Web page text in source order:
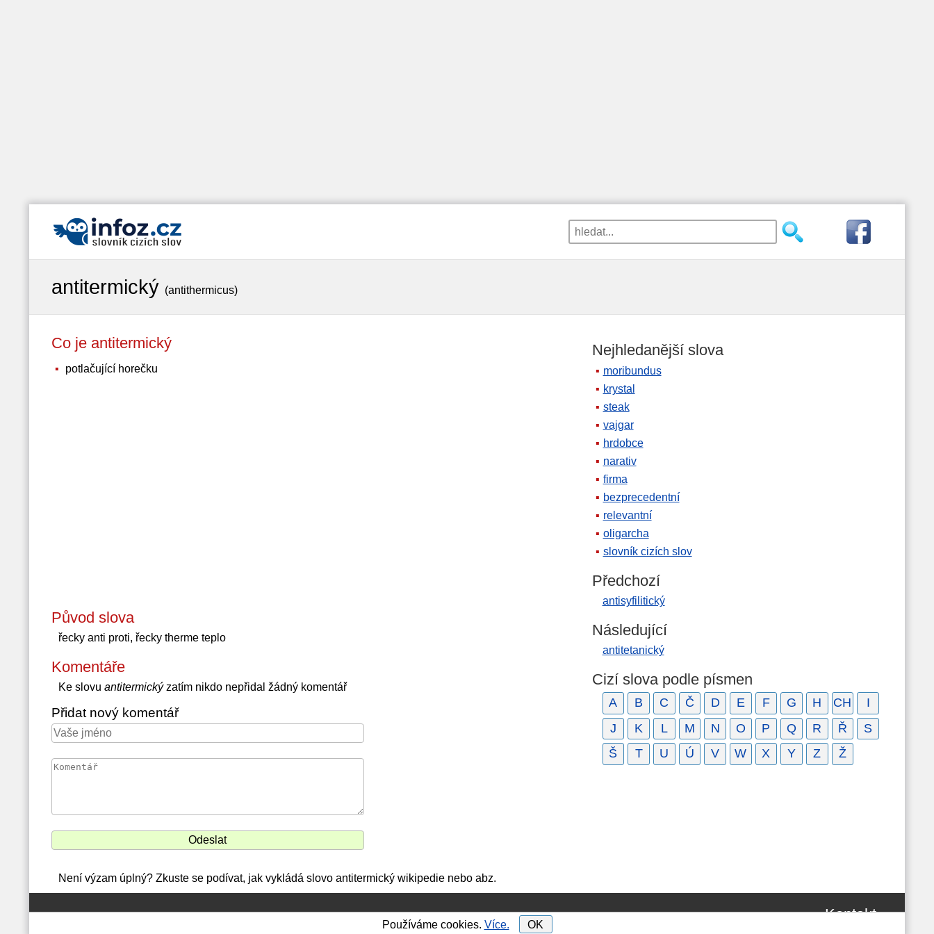
antitermický (antithermicus)
Co je antitermický
potlačující horečku
Původ slova
řecky anti proti, řecky therme teplo
Komentáře
Ke slovu antitermickýzatím nikdo nepřidal žádný komentář
Přidat nový komentář
Není výzam úplný? Zkuste se podívat, jak vykládá slovo antitermický wikipedie nebo abz.
Nejhledanější slova
moribundus
krystal
steak
vajgar
hrdobce
narativ
firma
bezprecedentní
relevantní
oligarcha
slovník cizích slov
Předchozí
antisyfilitický
Následující
antitetanický
Cizí slova podle písmen
A B C Č D E F G H CH
I
J
K L M N O P Q R Ř
S
Š
T U Ú V W X Y Z Ž
Kontakt
Používáme cookies. Více. OK